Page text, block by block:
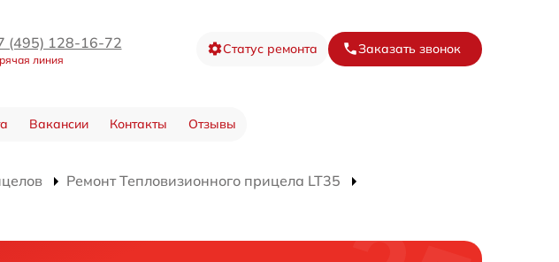
(495) 128-16-72
линия
Статус ремонта Заказать звонок
Вакансии Контакты Отзывы
Ремонт Тепловизионного прицела LT35